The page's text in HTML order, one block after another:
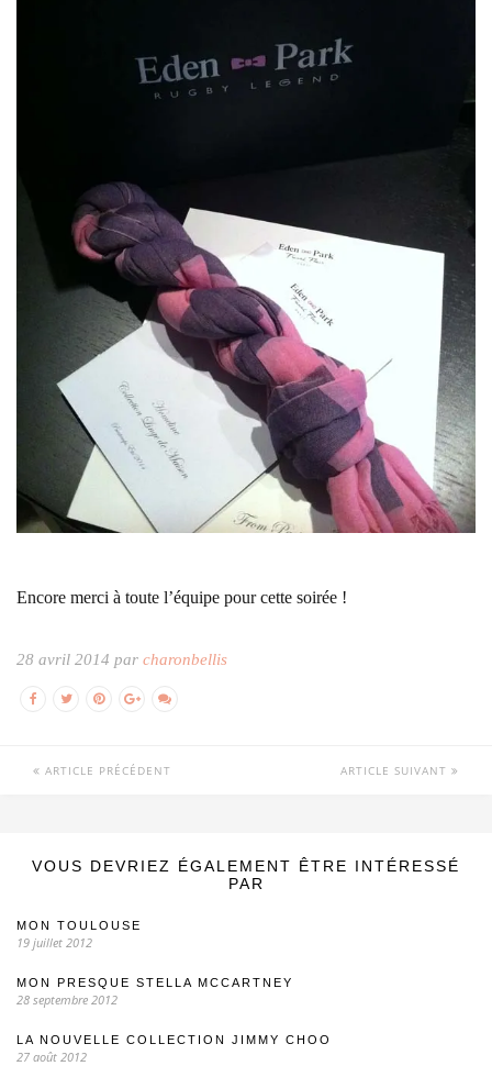
Encore merci à toute l’équipe pour cette soirée !
28 avril 2014 par charonbellis
ARTICLE PRÉCÉDENT ARTICLE SUIVANT
VOUS DEVRIEZ ÉGALEMENT ÊTRE INTÉRESSÉ
PAR
MON TOULOUSE
19 juillet 2012
MON PRESQUE STELLA MCCARTNEY
28 septembre 2012
LA NOUVELLE COLLECTION JIMMY CHOO
27 août 2012